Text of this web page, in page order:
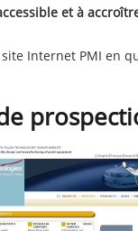
et à
Internet PMI en